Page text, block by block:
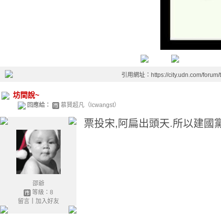
引用網址：https://city.udn.com/
坊間說~
回應給： 慕賢超凡（lcwangst）
邵爺
等級：8
留言｜ 加入好友
票投宋,阿扁出頭天.所以建國